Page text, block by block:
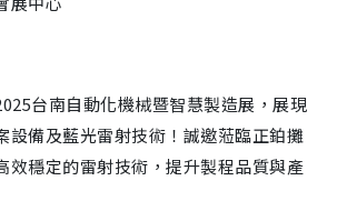
台南自動化機械暨智慧製造展，展現
設備及藍光雷射技術！誠邀蒞臨正鉑攤
效穩定的雷射技術，提升製程品質與產